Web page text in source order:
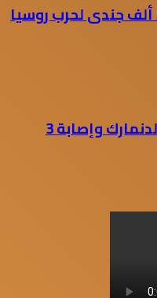
كوريا الشمالية ترسل 50 ألف جندى لحرب روسيا
حرب عصابات في شوارع الدنمارك وإصابة 3